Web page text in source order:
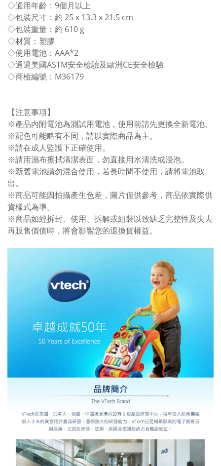
◇適用年齡：9個月以上
◇包裝尺寸：約 25 x 13.3 x 21.5 cm
◇包裝重量：約 610 g
◇材質：塑膠
◇使用電池：AAA*2
◇通過美國ASTM安全檢驗及歐洲CE安全檢驗
◇商檢編號：M36179
【注意事項】
※產品內附電池為測試用電池，使用前請先更換全新電池。
※配色可能略有不同，請以實際商品為主。
※請在成人監護下正確使用。
※請用濕布擦拭清潔表面，勿直接用水清洗或浸泡。
※新舊電池請勿混合使用，若長時間不使用，請將電池取
出。
※商品可能因拍攝產生色差，圖片僅供參考，商品依實際供
貨樣式為準。
※商品如經拆封、使用、拆解或組裝以致缺乏完整性及失去
再販售價值時，將會影響您的退換貨權益。